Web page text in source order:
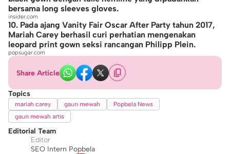
bersama long sleeves gloves.
insider.com
10. Pada ajang Vanity Fair Oscar After Party tahun 2017,
Mariah Carey berhasil curi perhatian mengenakan
leopard print gown seksi rancangan Philipp Plein.
popsugar.com
Share Article
Topics
mariah carey gaun mewah
Popbela News
gaun mewah artis
Editorial Team
Editor
SEO Intern Popbela